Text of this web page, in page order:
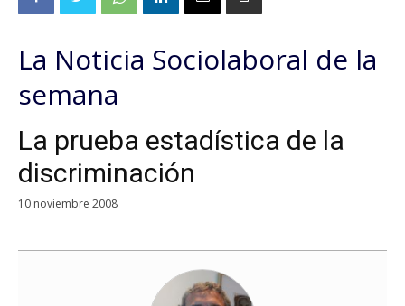
La Noticia Sociolaboral de la
semana
La prueba estadística de la
discriminación
10 noviembre 2008